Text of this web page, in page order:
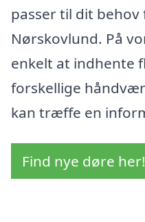
passer til dit behov
Nørskovlund. På
enkelt at indhente
forskellige
kan træffe en
Find nye døre her!